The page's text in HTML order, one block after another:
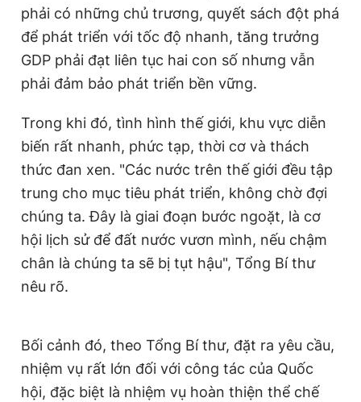
phải có những chủ trương, quyết sách đột phá
để phát triển với tốc độ nhanh, tăng trưởng
GDP phải đạt liên tục hai con số nhưng vẫn
phải đảm bảo phát triển bền vững.
Trong khi đó, tình hình thế giới, khu vực diễn
biến rất nhanh, phức tạp, thời cơ và thách
thức đan xen. "Các nước trên thế giới đều tập
trung cho mục tiêu phát triển, không chờ đợi
chúng ta. Đây là giai đoạn bước ngoặt, là cơ
hội lịch sử để đất nước vươn mình, nếu chậm
chân là chúng ta sẽ bị tụt hậu", Tổng Bí thư
nêu rõ.
Bối cảnh đó, theo Tổng Bí thư, đặt ra yêu cầu,
nhiệm vụ rất lớn đối với công tác của Quốc
hội, đặc biệt là nhiệm vụ hoàn thiện thể chế